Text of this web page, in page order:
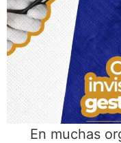
En muchas